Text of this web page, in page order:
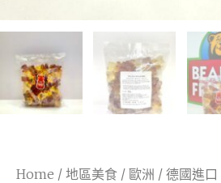
Home / 地區美食 / 歐洲 / 德國進口